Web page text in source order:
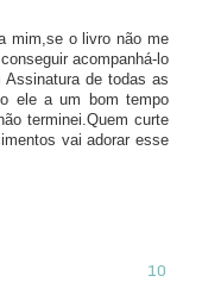
mim,se o livro não me
acompanhá-lo
de todas as
ele a um bom tempo
terminei.Quem curte
vai adorar esse